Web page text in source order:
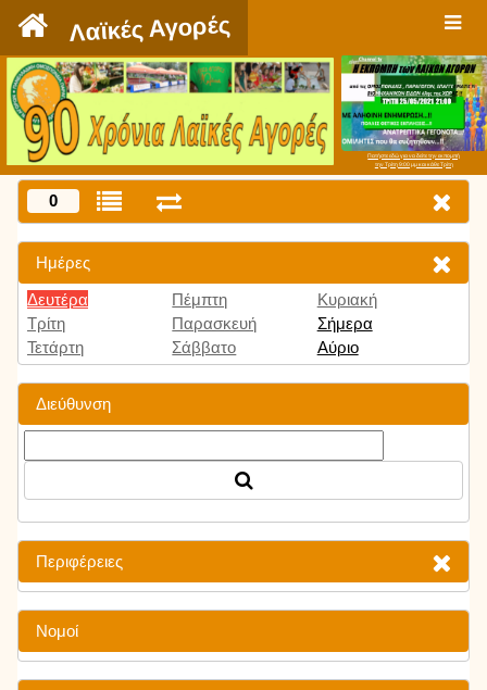
Λαϊκές Αγορές
Πατήστε εδώ για να δείτε την εκπομπή
την Τρίτη 9:00 μμ και κάθε Τρίτη
0
Ημέρες
Δευτέρα
Τρίτη
Τετάρτη
Πέμπτη
Παρασκευή
Σάββατο
Κυριακή
Σήμερα
Αύριο
Διεύθυνση
Περιφέρειες
Νομοί